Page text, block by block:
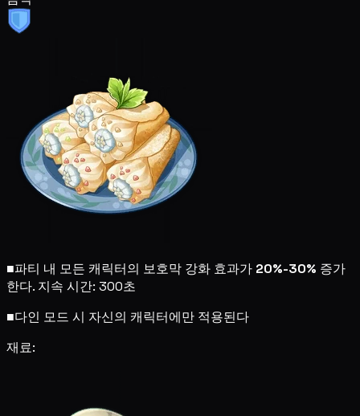
■파티 내 모든 캐릭터의 보호막 강화 효과가 20%-30% 증가
한다. 지속 시간: 300초
■다인 모드 시 자신의 캐릭터에만 적용된다
재료: